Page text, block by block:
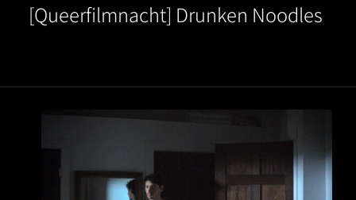
[Queerfilmnacht] Drunken Noodles